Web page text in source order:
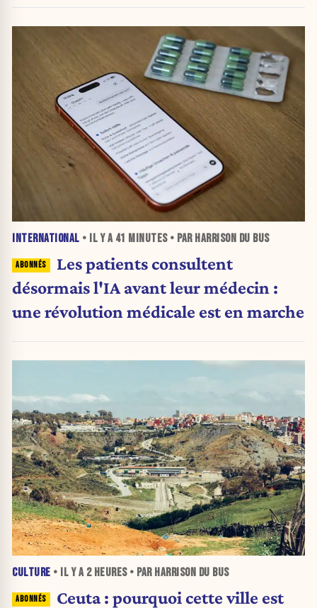
INTERNATIONAL • IL Y A 41 MINUTES• PAR HARRISON DU BUS
Les patients consultent
désormais l'IA avant leur médecin :
une révolution médicale est en marche
CULTURE • IL Y A 2 HEURES• PAR HARRISON DU BUS
Ceuta : pourquoi cette ville est